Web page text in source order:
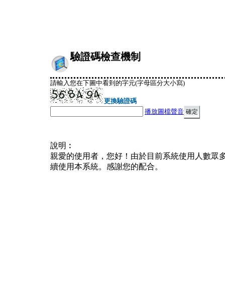
驗證碼檢查機制
請輸入您在下圖中看到的字元(字母區分大小寫)
更換驗證碼
播放圖檔聲音
說明︰
親愛的使用者，您好！由於目前系統使用人數眾
續使用本系統。感謝您的配合。